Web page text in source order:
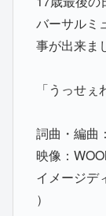
バーサルミ
事が出来ま
「うっせぇ
詞曲・編曲
映像：
イメージデ
）